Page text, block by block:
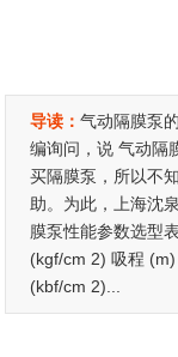
导读：气动隔膜泵
编询问，说 气动隔
买隔膜泵，所以不
助。为此，上海沈
膜泵性能参数选型
(kgf/cm 2) 吸程
(kbf/cm 2)...